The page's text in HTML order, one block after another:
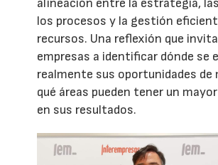
alineación entre la estrategia,
los procesos y la gestión
recursos. Una reflexión que
empresas a identificar dónde se
realmente sus oportunidades de
qué áreas pueden tener un
en sus resultados.